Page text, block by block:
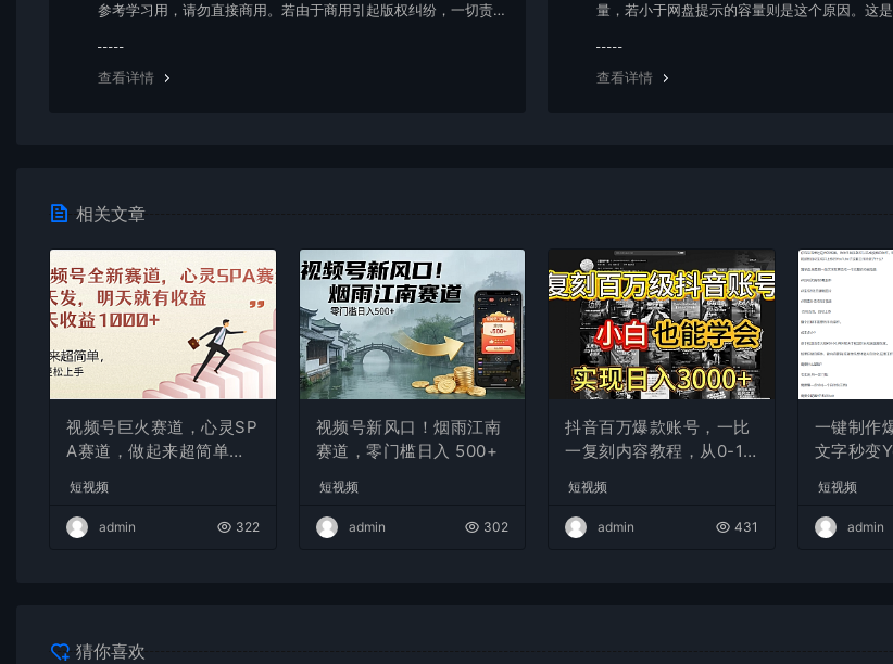
参考学习用，请勿直接商用。若由于商用引起版权纠纷，一切责任
查看详情
量，若小于网盘提示的容量则是这个原因。这
查看详情
相关文章
视频号巨火赛道，心灵SP
A赛道，做起来超简单，
短视频
admin 322
视频号新风口！烟雨江南
赛道，零门槛日入 500+
短视频
admin 302
抖音百万爆款账号，一比
一复刻内容教程，从0-1
复制爆款，月入10w+
短视频
admin 431
一键制作
文字秒变
短视频
admin
猜你喜欢